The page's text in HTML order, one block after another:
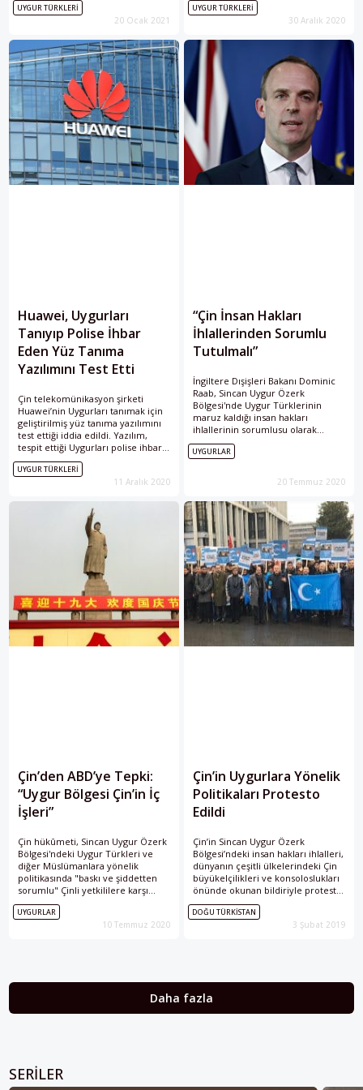
UYGUR TÜRKLERI
20 Ocak 2021
çalıştırdığı öne sürüldü.
UYGUR TÜRKLERI
30 Aralık 2020
Huawei, Uygurları
Tanıyıp Polise İhbar
Eden Yüz Tanıma
Yazılımını Test Etti
Çin telekomünikasyon şirketi
Huawei’nin Uygurları tanımak için
geliştirilmiş yüz tanıma yazılımını
test ettiği iddia edildi. Yazılım,
tespit ettiği Uygurları polise ihbar
edebilecek.
UYGUR TÜRKLERI
11 Aralık 2020
“Çin İnsan Hakları
İhlallerinden Sorumlu
Tutulmalı”
İngiltere Dışişleri Bakanı Dominic
Raab, Sincan Uygur Özerk
Bölgesi'nde Uygur Türklerinin
maruz kaldığı insan hakları
ihlallerinin sorumlusu olarak
gördükleri Çin'e karşı yaptırımların
geçiştirilmemesi gerektiğini
UYGURLAR
20 Temmuz 2020
Çin’den ABD’ye Tepki:
“Uygur Bölgesi Çin’in İç
İşleri”
Çin hükûmeti, Sincan Uygur Özerk
Bölgesi'ndeki Uygur Türkleri ve
diğer Müslümanlara yönelik
politikasında "baskı ve şiddetten
sorumlu" Çinli yetkililere karşı
yaptırım kararı alan ABD'ye
mütekabiliyetle cevap verileceğini
UYGURLAR
10 Temmuz 2020
Çin’in Uygurlara Yönelik
Politikaları Protesto
Edildi
Çin’in Sincan Uygur Özerk
Bölgesi’ndeki insan hakları ihlalleri,
dünyanın çeşitli ülkelerindeki Çin
büyükelçilikleri ve konsoloslukları
önünde okunan bildiriyle protesto
edildi. Genel merkezi Almanya’nın
Köln kentinde olan İslam Toplumu
Milli Görüş (IGMG) teşkilatının
yanındayız” mesajı verildi. IGMG
Genel
DOĞU TÜRKİSTAN
3 Şubat 2019
Daha fazla
SERILER